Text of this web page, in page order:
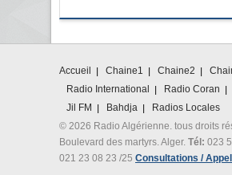
Accueil Chaine1 Chaine2
Radio International
Radio Coran
Jil FM
Bahdja
Radios Locales
© 2026 Radio Algérienne. tous droits
Boulevard des martyrs. Alger. Tél: 023
021 23 08 23 /25 Consultations /